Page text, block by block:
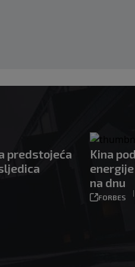
predstojeća
Kina
na dnu
FORBES
|